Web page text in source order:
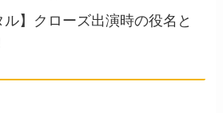
ル】クローズ出演時の役名と